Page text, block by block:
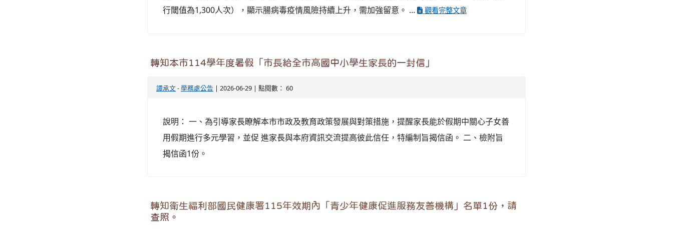
行閾值為1,300人次），顯示腸病毒疫情風險持續上升，需加強留意。 ...
觀看完整文章
轉知本市114學年度暑假「市長給全市高國中小學生家長的一封信」
譚承文-學務處公告 | 2026-06-29 | 點閱數： 60
說明： 一、為引導家長瞭解本市市政及教育政策發展與對策措施，提醒家長能於假期中關心子女善
用假期進行多元學習，並促 進家長與本府資訊交流提高彼此信任，特編制旨揭信函。 二、檢附旨
揭信函1份。
轉知衛生福利部國民健康署115年效期內「青少年健康促進服務友善機構」名單1份，請
查照。